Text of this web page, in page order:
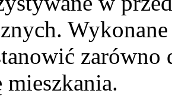
zarówno
mieszkania.